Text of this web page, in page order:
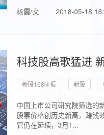
杨霞/文 2018-05-18
科技股高歌猛进
新股168研报 新股
中国上市公司研究院筛选的
股票价格创历史新高，赚钱
管仍在延续，3月1...